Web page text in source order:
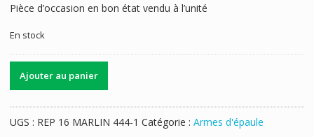
Pièce d’occasion en bon état vendu à l’unité
En stock
de
MARLIN
Ajouter au panier
UGS : REP 16 MARLIN 444-1 Catégorie : Armes d'épaule